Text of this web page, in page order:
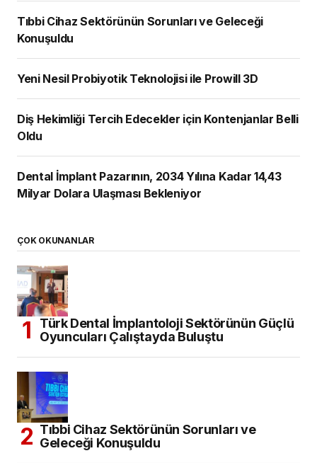
Tıbbi Cihaz Sektörünün Sorunları ve Geleceği
Konuşuldu
Yeni Nesil Probiyotik Teknolojisi ile Prowill 3D
Diş Hekimliği Tercih Edecekler için Kontenjanlar Belli
Oldu
Dental İmplant Pazarının, 2034 Yılına Kadar 14,43
Milyar Dolara Ulaşması Bekleniyor
ÇOK OKUNANLAR
Türk Dental İmplantoloji Sektörünün Güçlü
Oyuncuları Çalıştayda Buluştu
Tıbbi Cihaz Sektörünün Sorunları ve
Geleceği Konuşuldu